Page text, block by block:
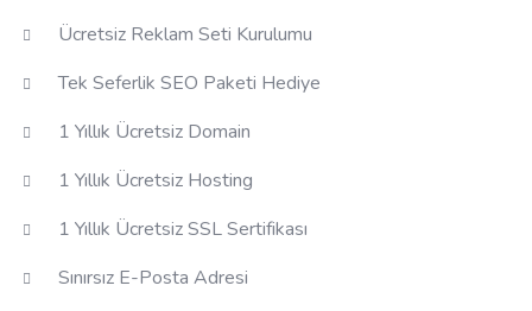
Ücretsiz Reklam Seti Kurulumu
Tek Seferlik SEO Paketi Hediye
1 Yıllık Ücretsiz Domain
1 Yıllık Ücretsiz Hosting
1 Yıllık Ücretsiz SSL Sertifikası
Sınırsız E-Posta Adresi